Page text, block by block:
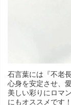
石言葉には『不老
心身を安定させ、
美しい彩りにロマ
にもオススメです！